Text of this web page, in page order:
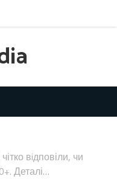
вiдповіли, чи
Деталі…